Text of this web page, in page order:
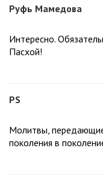
Руфь Мамедова
Интересно.
Пасхой!
PS
Молитвы,
поколения в